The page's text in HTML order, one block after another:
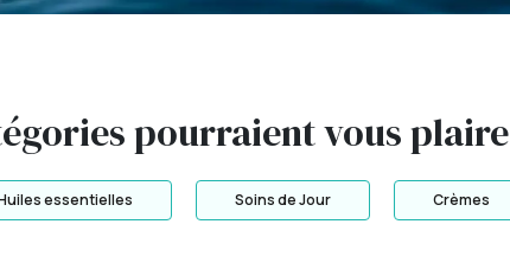
pourraient vous plaire
essentielles Soins de Jour Crèmes